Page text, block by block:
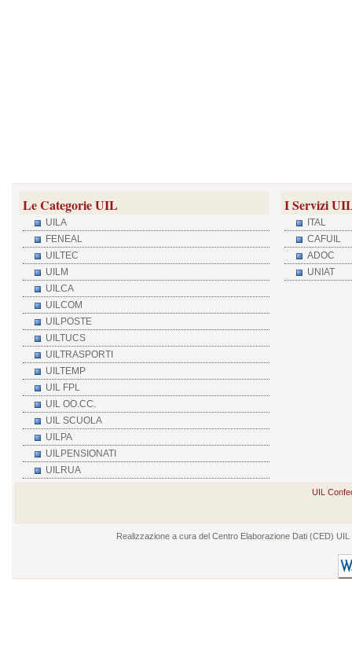
Le Categorie UIL
UILA
FENEAL
UILTEC
UILM
UILCA
UILCOM
UILPOSTE
UILTUCS
UILTRASPORTI
UILTEMP
UIL FPL
UIL OO.CC.
UIL SCUOLA
UILPA
UILPENSIONATI
UILRUA
I Servizi
ITAL
CAFUIL
ADOC
UNIAT
UIL
Realizzazione a cura del Centro Elaborazione Dati (CED)